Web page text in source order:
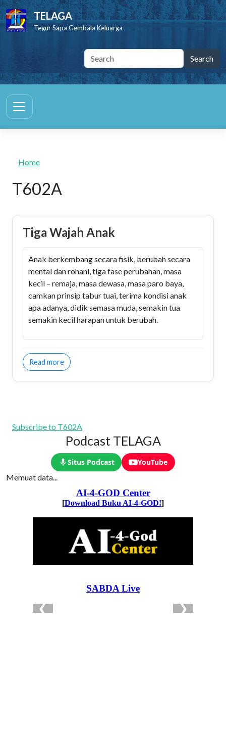
Skip to main content
TELAGA
Tegur Sapa Gembala Keluarga
Home
T602A
Tiga Wajah Anak
Anak berkembang secara fisik, berubah secara
mental dan rohani, tiga fase perubahan, masa
kecil – remaja, masa dewasa, masa paro baya,
camkan prinsip tabur tuai, terima kondisi anak
apa adanya, didik semasa muda, semakin tua
semakin kecil harapan untuk berubah.
Read moreabout Tiga Wajah Anak
Subscribe to T602A
Podcast TELAGA
Situs Podcast
YouTube
Memuat data...